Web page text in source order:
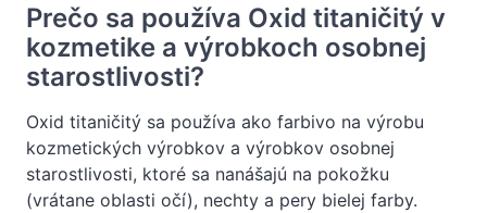
Prečo sa používa Oxid titaničitý v
kozmetike a výrobkoch osobnej
starostlivosti?
Oxid titaničitý sa používa ako farbivo na výrobu
kozmetických výrobkov a výrobkov osobnej
starostlivosti, ktoré sa nanášajú na pokožku
(vrátane oblasti očí), nechty a pery bielej farby.